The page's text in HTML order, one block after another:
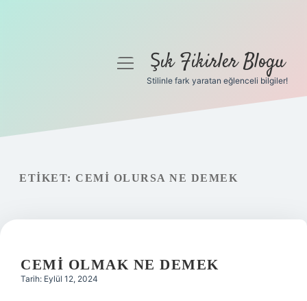
Gizlilik Politikası
menüyüŞık Fikirler Blogu
Stilinle fark yaratan eğlenceli bilgiler!
ETIKET: CEMI OLURSA NE DEMEK
CEMI OLMAK NE DEMEK
Tarih: Eylül 12, 2024